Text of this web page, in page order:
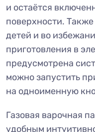
и остаётся
поверхности.
детей и во
приготовления в
предусмотрена
можно запустить
на одноименную
Газовая варочная
удобным